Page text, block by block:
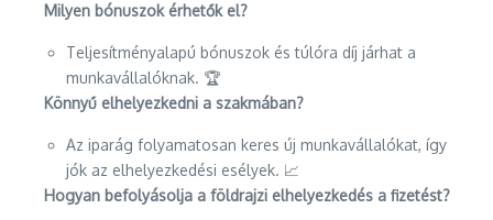
Milyen bónuszok érhetők el?
Teljesítményalapú bónuszok és túlóra díj járhat a
munkavállalóknak. 🏆
Könnyű elhelyezkedni a szakmában?
Az iparág folyamatosan keres új munkavállalókat, így
jók az elhelyezkedési esélyek. 📈
Hogyan befolyásolja a földrajzi elhelyezkedés a fizetést?